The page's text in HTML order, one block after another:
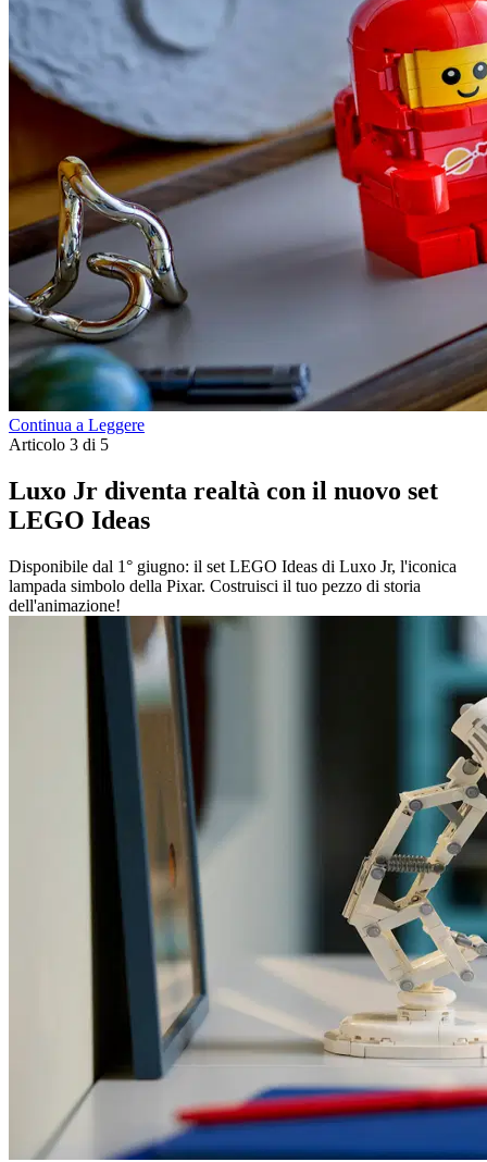
Continua a Leggere
Articolo 3 di 5
Luxo Jr diventa realtà con il nuovo set
LEGO Ideas
Disponibile dal 1° giugno: il set LEGO Ideas di Luxo Jr, l'iconica
lampada simbolo della Pixar. Costruisci il tuo pezzo di storia
dell'animazione!